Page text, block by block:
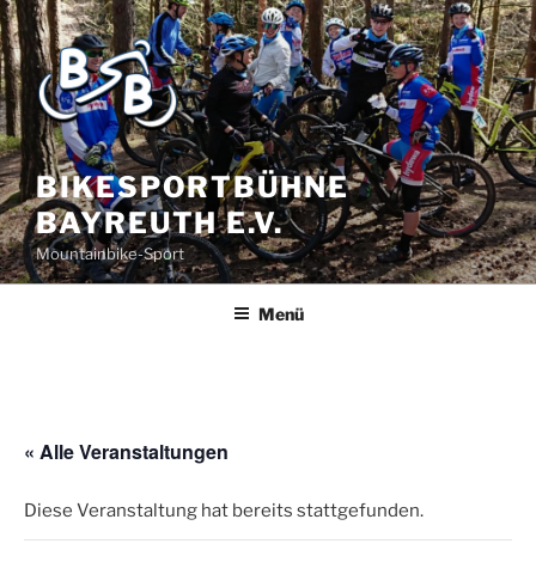
BIKESPORTBÜHNE
BAYREUTH E.V.
Mountainbike-Sport
Menü
« Alle Veranstaltungen
Diese Veranstaltung hat bereits stattgefunden.